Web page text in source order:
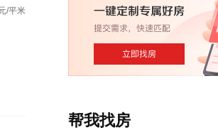
/平米
帮我找房